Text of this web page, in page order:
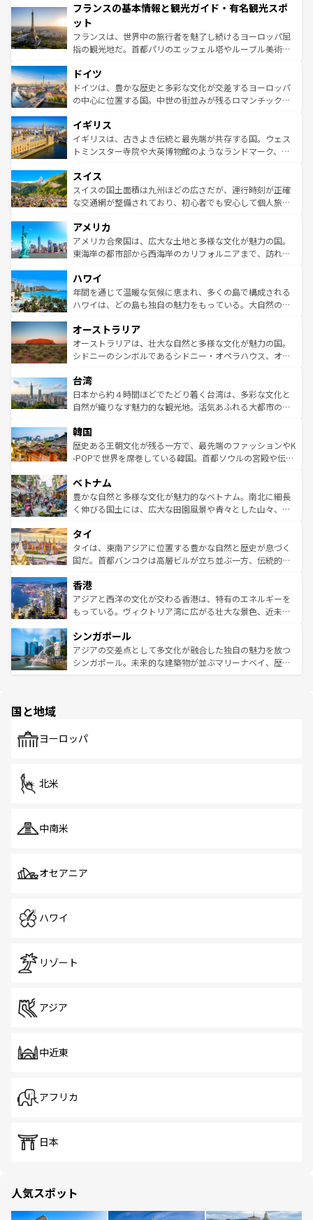
ませてくれるイタリアで、忘れられない旅をしてみよう！
なお、新着のイタリア情報は
しい。
文化が根付くこの国では、情熱的なフラメンコ、熱気あふ
れる闘牛、そして美味しいタパスが生活の一部となってい
る。首都マドリードの洗練された雰囲気や、バルセロナの
アートに溢れた街角から、地方では古代ローマ遺跡や中世
せる。地方によって風土や気候が異なるスペインはその個
性で訪れる人を魅了する。 なお、新着のスペイン情報は コ
ンテンツ一覧を参照してほしい。
フランスの基本情報と観光ガイド・有名観光スポ
ット
フランスは、世界中の旅行者を魅了し続けるヨーロッパ屈
指の観光地だ。首都パリのエッフェル塔やルーブル美術館
で、幅広い魅力が詰まっている。華麗な宮殿、歴史的な大
聖堂、美しいビーチ、そして豊かな自然が、訪れる者を心
から魅了する。また、フランスは美食の国としても知ら
いる。シャンパンの発祥地であるランス、プロヴァンスの
香り高いラベンダー畑など、多彩な楽しみ方が可能だ。さ
らに、パリ以外の地域にも魅力が溢れており、どの街角に
れる地方に足を運ぶとそれぞれで全く異なる文化を体験で
きるだろう。 なお、新着のフランス情報はコンテンツ一覧
を参照してほしい。
ドイツ
ドイツは、豊かな歴史と多彩な文化が交差するヨーロッパ
の中心に位置する国。中世の街並みが残るロマンチック街
顔を持つこの国は、どこを歩いても飽きることがない。ベ
ルリンの文化的活気、バイエルン州のアルプスの絶景、そ
してライン川沿いのワイン畑といった風景は必見。ビール
は、お酒好きな人にはぜひ体験してほしい。 なお、新着の
ドイツ情報はコンテンツ一覧を参照してほしい。
イギリス
イギリスは、古きよき伝統と最先端が共存する国。ウェス
トミンスター寺院や大英博物館のようなランドマーク、歴
リアごとに異なる魅力がある。また、優雅なアフタヌーン
ティー、ビール好きにはたまらない英国パブ、サッカー観
戦など、本場だからこそできる体験も豊富。イギリスを旅
ンツ一覧を参照してほしい。
スイス
スイスの国土面積は九州ほどの広さだが、運行時刻が正確
な交通網が整備されており、初心者でも安心して個人旅行
の建物がそのまま残る町や、スイスならではのユニークな
博物館もあり、アルプス観光だけでなく町歩きも満喫する
ことができる。国民の所得が高いため物価も高いが、旅行
ば市内交通費無料で観光を楽しむこともできる。 なお、新
着のスイス情報はコンテンツ一覧 を参照してほしい。
アメリカ
アメリカ合衆国は、広大な土地と多様な文化が魅力の国。
東海岸の都市部から西海岸のカリフォルニアまで、訪れる
のような巨大都市は、観光、ショッピング、エンターテイ
ンメントが詰まった刺激的なスポットだ。一方、アメリカ
西部には大自然が広がり、グランドキャニオンやイエロー
部のニューオーリンズでは、音楽と美食が融合した独特の
文化が魅力。旅行者はアメリカの各地域で異なる魅力を楽
しみながら、その多様性と豊かな歴史を感じることができ
ならではの贅沢な旅のスタイルだ。 なお、新着のアメリカ
情報はコンテンツ一覧を参照してほしい。
ハワイ
年間を通じて温暖な気候に恵まれ、多くの島で構成される
ハワイは、どの島も独自の魅力をもっている。大自然の神
ワイ島は見逃せない。また、定番の観光地といえばオアフ
島だが、静かな自然を求めるならマウイ島やカウアイ島が
おすすめ。エメラルドグリーンに輝く海をはじめ、豊かな
れるおもてなしの心で訪れる人々を迎えてくれるハワイの
人々、おいしいローカルフードやハワイアンミュージッ
ク、伝統的なフラダンスなど、すべてがハワイの魅力を彩
ワイを、存分に味わってほしい。 なお、新着のハワイ情報
はコンテンツ一覧を参照してほしい。
オーストラリア
オーストラリアは、壮大な自然と多様な文化が魅力の国。
シドニーのシンボルであるシドニー・オペラハウス、オー
リアリーフや大陸中央部にそびえるウルル（エアーズロッ
ク）、タスマニアの美しい原生林やケアンズの熱帯雨林な
ど、見どころがたくさん。また、カフェやワイン、オージ
いる。アクティビティも充実しており、サーフィンやダイ
ビング、ハイキングなど、アウトドア好きにはたまらな
い。オーストラリアの多彩な魅力を存分に味わいつくそ
参照してほしい。
台湾
日本から約４時間ほどでたどり着く台湾は、多彩な文化と
自然が織りなす魅力的な観光地。活気あふれる大都市の台
ン）、静ひつな山岳地帯である台湾東部など、都市の喧騒
と山間の静けさが共存しており、訪れる人に新しい発見と
驚きをもたらしてくれる。また、奥深い台湾の食文化も魅
容にもいいと評判のスイーツなど、バラエティ豊かな料理
が味わえる。 なお、新着の台湾情報は コンテンツ一覧を参
照してほしい。
韓国
歴史ある王朝文化が残る一方で、最先端のファッションやK
-POPで世界を席巻している韓国。首都ソウルの宮殿や伝統
き、地方に足を延ばせば四季折々の自然美を楽しむことが
できる。そして、キムチや焼肉、絶品のストリートフード
まで、さまざまな韓国料理が待っている。夜には、韓国な
リティに包まれながら、韓国の多彩な魅力を心ゆくまで味
わってみてほしい。 なお、新着の韓国情報はコンテンツ一
覧を参照してほしい。
ベトナム
豊かな自然と多様な文化が魅力的なベトナム。南北に細長
く伸びる国土には、広大な田園風景や青々とした山々、世
急速な発展と共に伝統が息づく。ハノイの古い町並みやホ
ーチミン市のフランス統治時代の建物も、独特の雰囲気を
醸し出している。また、バラエティの豊かさとおいしさで
とつ。フォーやバインミー、ベトナムコーヒーなどは、ぜ
ひ現地で味わいたい。どの地域を訪れてもあたたかい人々
が旅行者を迎えてくれるので、きっと忘れられない旅にな
参照してほしい。
タイ
タイは、東南アジアに位置する豊かな自然と歴史が息づく
国だ。首都バンコクは高層ビルが立ち並ぶ一方、伝統的な
の活気が交差している。北部ではチェンマイなどの山岳地
帯で自然と触れ合い、南部ではプーケットやクラビの美し
いビーチでリゾート気分を楽しむことができる。タイ料理
激する。気候は一年中温暖で、どの季節にも異なる楽しみ
が待っている。親しみやすいタイの人々、仏教を中心とし
た文化、そして多様な観光資源が、訪れる旅人を魅了し続
香港
アジアと西洋の文化が交わる香港は、特有のエネルギーを
もっている。ヴィクトリア湾に広がる壮大な景色、近未来
み、どこを訪れても感動するはず。観光スポットが密集し
ており、効率よく見どころを回れるのも魅力。息をのむよ
うな絶景から文化的な体験まで、香港を存分に楽しみ尽く
シンガポール
アジアの交差点として多文化が融合した独自の魅力を放つ
シンガポール。未来的な建築物が並ぶマリーナベイ、歴史
で、ホーカーズは地元の風情を楽しめる外せないスポット
国と地域
ヨーロッパ
北米
中南米
オセアニア
ハワイ
リゾート
アジア
中近東
アフリカ
日本
人気スポット